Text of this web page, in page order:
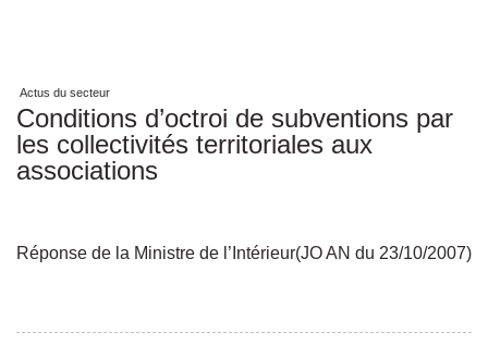
Actus du secteur
Conditions d’octroi de subventions par
les collectivités territoriales aux
associations
Réponse de la Ministre de l’Intérieur(JO AN du 23/10/2007)